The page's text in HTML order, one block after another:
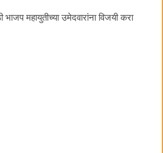
भाजप महायुतीच्या उमेदवारांना विजयी करा